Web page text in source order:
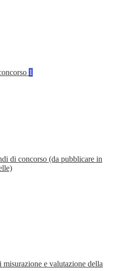
1
di concorso (da pubblicare in
misurazione e valutazione della